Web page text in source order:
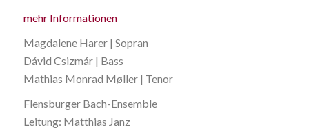
mehr Informationen
Magdalene Harer | Sopran
Dávid Csizmár | Bass
Mathias Monrad Møller | Tenor
Flensburger Bach-Ensemble
Leitung: Matthias Janz